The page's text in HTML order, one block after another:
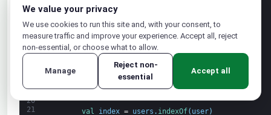
10
12
13
14
15
19
20
21
}
delete( user:
users.remove( user)
}
override fun update(user: User) {
val index = users . indexOf( user)
We value your privacy
We use cookies to run this site and, with your consent, to
measure traffic and improve your experience. Accept all, reject
non-essential, or choose what to allow.
Manage
Reject non-
essential
Accept all